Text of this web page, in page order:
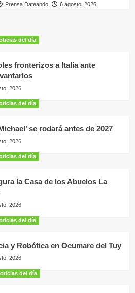
Prensa Dateando 6 agosto, 2026
del día
fronterizos a Italia ante
2026
del día
se rodará antes de 2027
2026
del día
la Casa de los Abuelos La
2026
del día
y Robótica en Ocumare del Tuy
2026
del día